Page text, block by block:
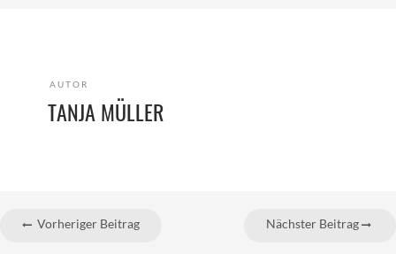
AUTOR
TANJA MÜLLER
Vorheriger Beitrag Nächster Beitrag